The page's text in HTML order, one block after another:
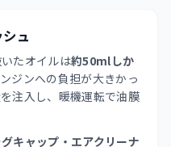
ュ
たオイルは約50mlしか
ジンへの負担が大きかっ
注入し、暖機運転で油膜
キャップ・エアクリーナ